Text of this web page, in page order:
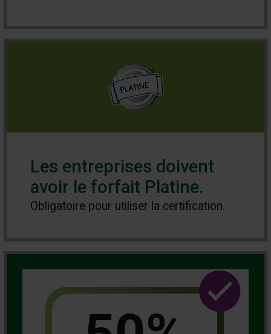
Les entreprises doivent
avoir le forfait Platine.
Obligatoire pour utiliser la certification.